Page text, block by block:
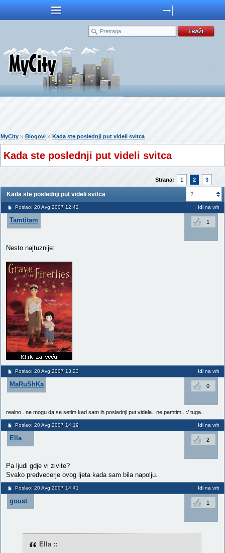
MyCity » Blogovi » Kada ste poslednji put videli svitca
Kada ste poslednji put videli svitca
Strana: 1 2 3
2
Kada ste poslednji put videli svitca
Poslao: 20 Avg 2007 12:42 Idi na vrh
Tamtitam 1
Nesto najtuznije:
Poslao: 20 Avg 2007 13:23 Idi na vrh
MaRuShKa 0
realno.. ne mogu da se setim kad sam ih poslednji put videla.. ne pamtim.. :/ tuga..
Poslao: 20 Avg 2007 14:19 Idi na vrh
Ella 2
Pa ljudi gdje vi zivite?
Svako predvecerje ovog ljeta kada sam bila napolju.
Poslao: 20 Avg 2007 14:41 Idi na vrh
goust 1
Ella ::